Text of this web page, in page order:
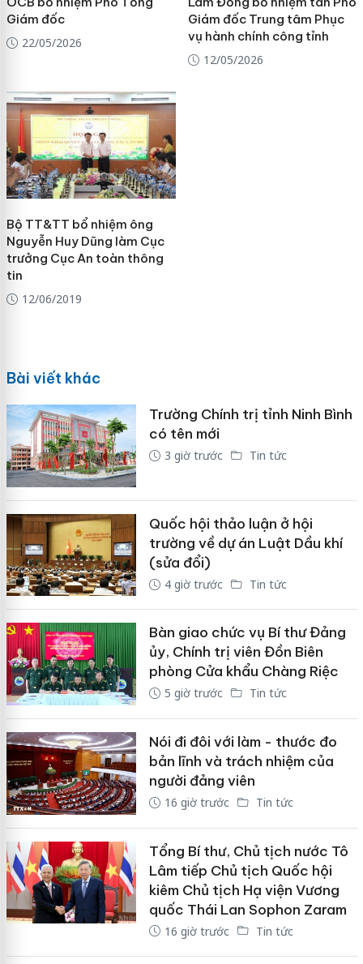
Giám đốc
22/05/2026
Giám đốc Trung tâm Phục
vụ hành chính công tỉnh
12/05/2026
Bộ TT&TT bổ nhiệm ông
Nguyễn Huy Dũng làm Cục
trưởng Cục An toàn thông
tin
12/06/2019
Bài viết khác
Trường Chính trị tỉnh Ninh Bình
có tên mới
3 giờ trước Tin tức
Quốc hội thảo luận ở hội
trường về dự án Luật Dầu khí
(sửa đổi)
4 giờ trước Tin tức
Bàn giao chức vụ Bí thư Đảng
ủy, Chính trị viên Đồn Biên
phòng Cửa khẩu Chàng Riệc
5 giờ trước Tin tức
Nói đi đôi với làm - thước đo
bản lĩnh và trách nhiệm của
người đảng viên
16 giờ trước Tin tức
Tổng Bí thư, Chủ tịch nước Tô
Lâm tiếp Chủ tịch Quốc hội
kiêm Chủ tịch Hạ viện Vương
quốc Thái Lan Sophon Zaram
16 giờ trước Tin tức